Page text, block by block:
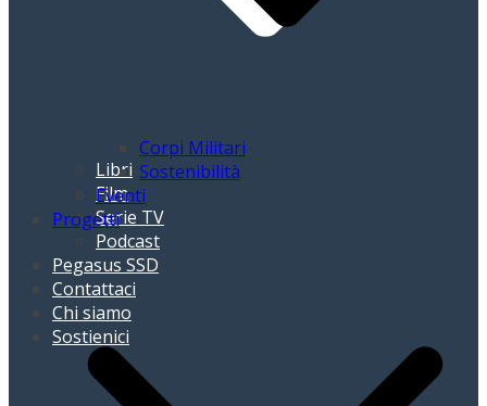
Libri
Film
Serie TV
Podcast
Pegasus SSD
Contattaci
Chi siamo
Sostienici
Corpi Militari
Sostenibilità
Eventi
Progetti